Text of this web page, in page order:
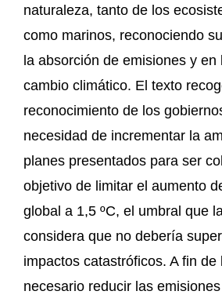
naturaleza, tanto de los
como marinos, reconociendo
la absorción de emisiones y en
cambio climático. El texto
reconocimiento de los
necesidad de incrementar la
planes presentados para ser
objetivo de limitar el aumento
global a 1,5 ºC, el umbral que
considera que no debería
impactos catastróficos. A fin de
necesario reducir las